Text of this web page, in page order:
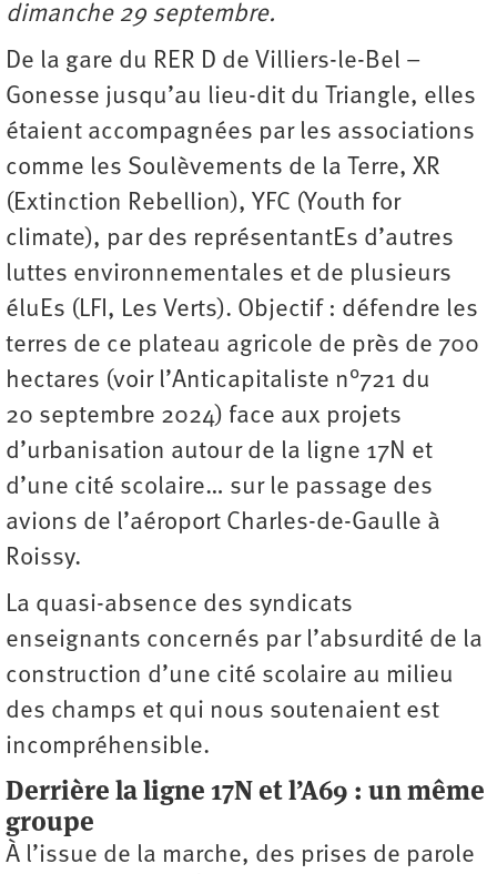
dimanche 29 septembre.
De la gare du RER D de Villiers-le-Bel –
Gonesse jusqu’au lieu-dit du Triangle, elles
étaient accompagnées par les associations
comme les Soulèvements de la Terre, XR
(Extinction Rebellion), YFC (Youth for
climate), par des représentantEs d’autres
luttes environnementales et de plusieurs
éluEs (LFI, Les Verts). Objectif : défendre les
terres de ce plateau agricole de près de 700
hectares (voir l’Anticapitaliste n°721 du
20 septembre 2024) face aux projets
d’urbanisation autour de la ligne 17N et
d’une cité scolaire… sur le passage des
avions de l’aéroport Charles-de-Gaulle à
Roissy.
La quasi-absence des syndicats
enseignants concernés par l’absurdité de la
construction d’une cité scolaire au milieu
des champs et qui nous soutenaient est
incompréhensible.
Derrière la ligne 17N et l’A69 : un même
groupe
À l’issue de la marche, des prises de parole